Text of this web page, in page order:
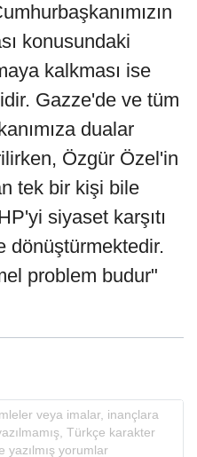
konusundaki
kalkması ise
Gazze'de ve tüm
dualar
Özgür Özel'in
tek bir kişi bile
siyaset karşıtı
dönüştürmektedir.
problem budur"